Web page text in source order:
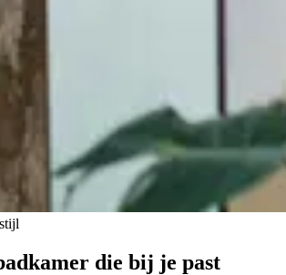
die bij je past